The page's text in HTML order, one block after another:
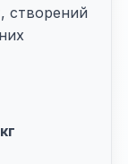
створений